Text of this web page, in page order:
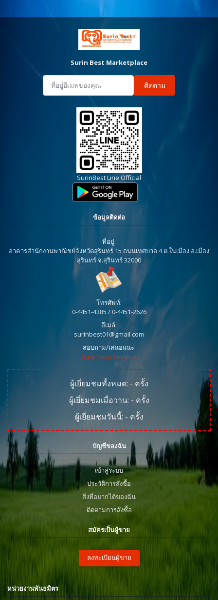
Surin Best Marketplace
ติดตาม
SurinBest Line Official
ข้อมูลติดต่อ
ที่อยู่:
อาคารสำนักงานพาณิชย์จังหวัดสุรินทร์ 15 ถนนเทศบาล 4 ต.ในเมือง อ.เมือง
สุรินทร์ จ.สุรินทร์ 32000
โทรศัพท์:
0-4451-4385 / 0-4451-2626
อีเมล์:
surinbest01@gmail.com
สอบถาม/เสนอแนะ:
Surin best Support
ผู้เยี่ยมชมทั้งหมด: - ครั้ง
ผู้เยี่ยมชมเมื่อวาน: - ครั้ง
ผู้เยี่ยมชมวันนี้: - ครั้ง
บัญชีของฉัน
เข้าสู่ระบบ
ประวัติการสั่งซื้อ
สิ่งที่อยากได้ของฉัน
ติดตามการสั่งซื้อ
สมัครเป็นผู้ขาย
ลงทะเบียนผู้ขาย
หน่วยงานพันธมิตร